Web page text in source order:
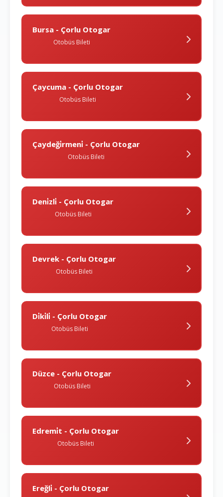
Bursa - Çorlu Otogar
Otobüs Bileti
Çaycuma - Çorlu Otogar
Otobüs Bileti
Çaydeği̇rmeni̇ - Çorlu Otogar
Otobüs Bileti
Deni̇zli̇ - Çorlu Otogar
Otobüs Bileti
Devrek - Çorlu Otogar
Otobüs Bileti
Di̇ki̇li̇ - Çorlu Otogar
Otobüs Bileti
Düzce - Çorlu Otogar
Otobüs Bileti
Edremi̇t - Çorlu Otogar
Otobüs Bileti
Ereğli̇ - Çorlu Otogar